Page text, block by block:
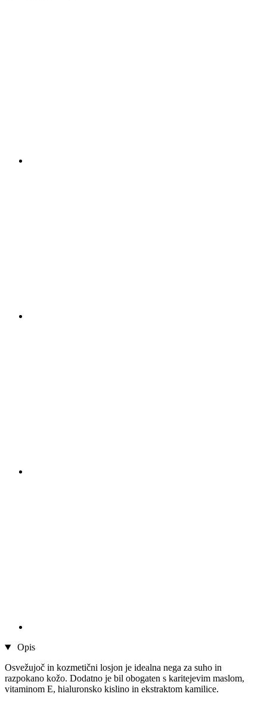
Opis
Osvežujoč in kozmetični losjon je idealna nega za suho in
razpokano kožo. Dodatno je bil obogaten s karitejevim maslom,
vitaminom E, hialuronsko kislino in ekstraktom kamilice.